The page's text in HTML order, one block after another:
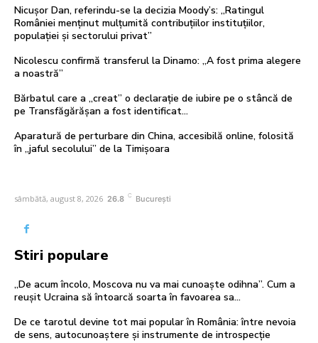
Nicușor Dan, referindu-se la decizia Moody’s: „Ratingul
României menținut mulțumită contribuțiilor instituțiilor,
populației și sectorului privat”
Nicolescu confirmă transferul la Dinamo: „A fost prima alegere
a noastră”
Bărbatul care a „creat” o declarație de iubire pe o stâncă de
pe Transfăgărășan a fost identificat…
Aparatură de perturbare din China, accesibilă online, folosită
în „jaful secolului” de la Timișoara
sâmbătă, august 8, 2026 26.8 C București
Stiri populare
„De acum încolo, Moscova nu va mai cunoaște odihna”. Cum a
reușit Ucraina să întoarcă soarta în favoarea sa…
De ce tarotul devine tot mai popular în România: între nevoia
de sens, autocunoaștere și instrumente de introspecție